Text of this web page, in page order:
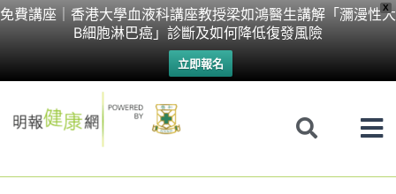
X
免費講座｜香港大學血液科講座教授梁如鴻醫生講解「瀰漫性大
B細胞淋巴癌」診斷及如何降低復發風險
立即報名
Skip